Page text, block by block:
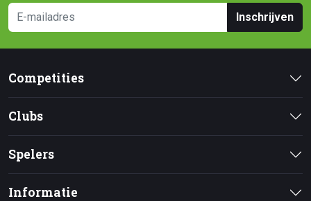
Inschrijven
Competities
Clubs
Spelers
Informatie